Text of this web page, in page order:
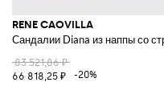
RENE CAOVILLA
Сандалии Diana из наппы со
83 521,86 ₽
66 818,25 ₽
-20%